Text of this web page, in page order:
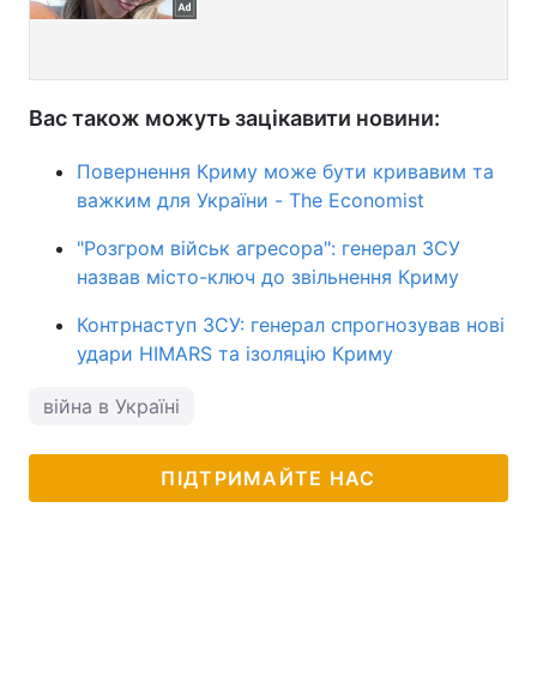
Вас також можуть зацікавити новини:
Повернення Криму може бути кривавим та
важким для України - The Economist
"Розгром військ агресора": генерал ЗСУ
назвав місто-ключ до звільнення Криму
Контрнаступ ЗСУ: генерал спрогнозував нові
удари HIMARS та ізоляцію Криму
війна в Україні
ПІДТРИМАЙТЕ НАС